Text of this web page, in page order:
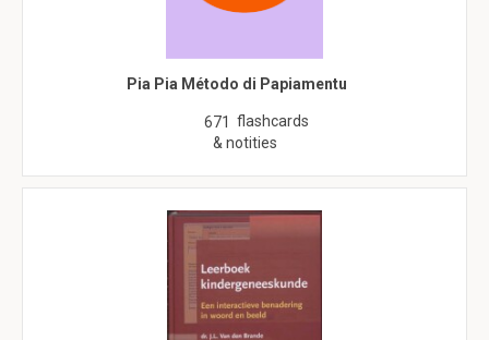
Pia Pia Método di Papiamentu
671 flashcards
& notities